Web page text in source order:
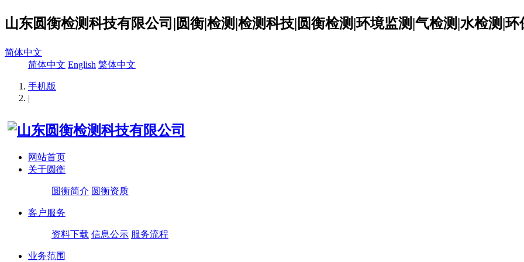
山东圆衡检测科技有限公司|圆衡|检测|检测科技|圆衡检测|环境监测|气检测|水检测|环
简体中文
简体中文 English 繁体中文
手机版
|
网站首页
关于圆衡
圆衡简介 圆衡资质
客户服务
资料下载 信息公示 服务流程
业务范围